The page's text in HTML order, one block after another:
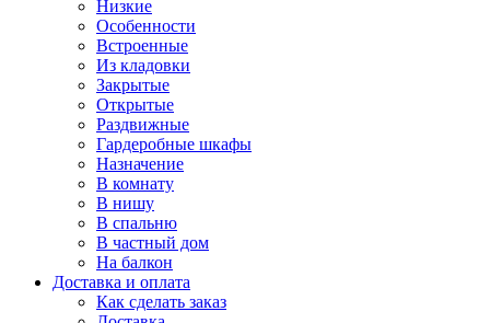
Низкие
Особенности
Встроенные
Из кладовки
Закрытые
Открытые
Раздвижные
Гардеробные шкафы
Назначение
В комнату
В нишу
В спальню
В частный дом
На балкон
Доставка и оплата
Как сделать заказ